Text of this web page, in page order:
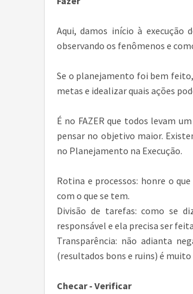
Aqui, damos início à execução
observando os fenômenos e
Se o planejamento foi bem
metas e idealizar quais ações
É no FAZER que todos levam
pensar no objetivo maior.
no Planejamento na Execução.
Rotina e processos: honre o
com o que se tem.
Divisão de tarefas: como se
responsável e ela precisa ser
Transparência: não adianta
(resultados bons e ruins) é
Checar - Verificar